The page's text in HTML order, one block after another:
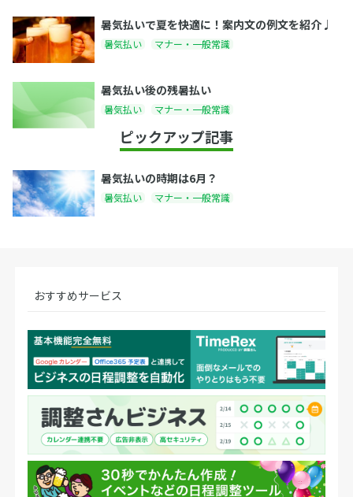
暑気払いで夏を快適に！案内文の例文を紹介♩
暑気払い マナー・一般常識
暑気払い後の残暑払い
暑気払い マナー・一般常識
ピックアップ記事
暑気払いの時期は6月？
暑気払い マナー・一般常識
おすすめサービス